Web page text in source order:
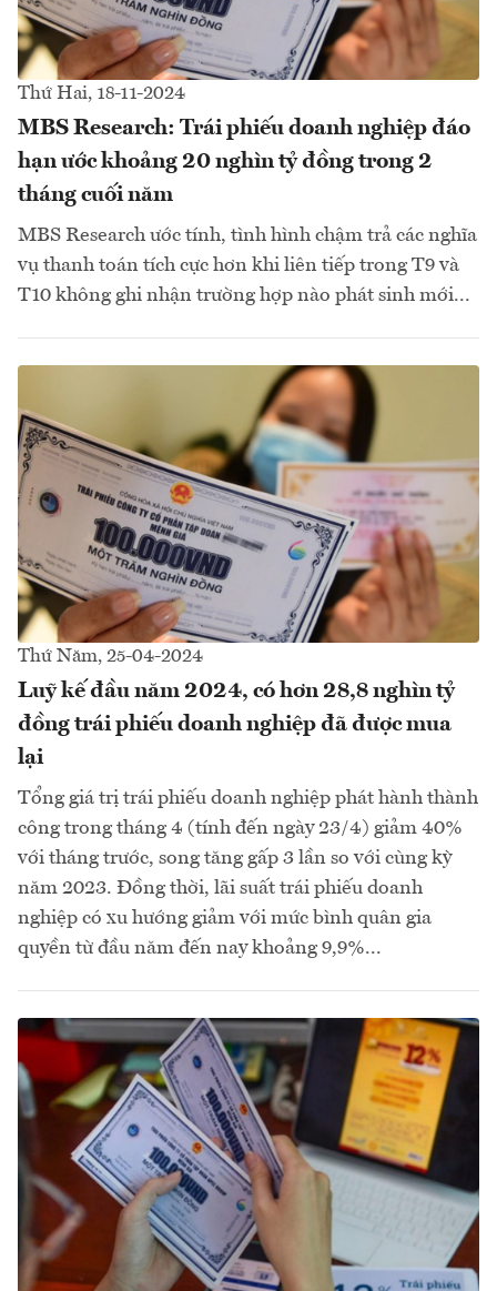
Thứ Hai, 18-11-2024
MBS Research: Trái phiếu doanh nghiệp đáo
hạn ước khoảng 20 nghìn tỷ đồng trong 2
tháng cuối năm
MBS Research ước tính, tình hình chậm trả các nghĩa
vụ thanh toán tích cực hơn khi liên tiếp trong T9 và
T10 không ghi nhận trường hợp nào phát sinh mới...
Thứ Năm, 25-04-2024
Luỹ kế đầu năm 2024, có hơn 28,8 nghìn tỷ
đồng trái phiếu doanh nghiệp đã được mua
lại
Tổng giá trị trái phiếu doanh nghiệp phát hành thành
công trong tháng 4 (tính đến ngày 23/4) giảm 40%
với tháng trước, song tăng gấp 3 lần so với cùng kỳ
năm 2023. Đồng thời, lãi suất trái phiếu doanh
nghiệp có xu hướng giảm với mức bình quân gia
quyền từ đầu năm đến nay khoảng 9,9%...